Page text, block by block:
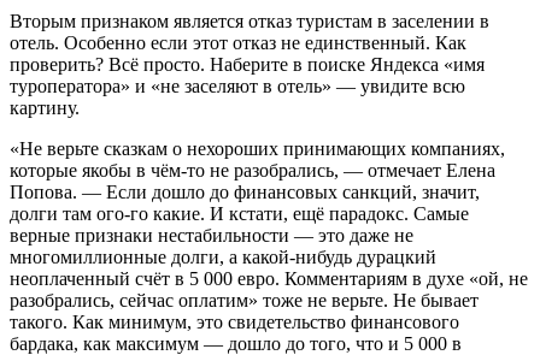
Вторым признаком является отказ туристам в заселении в
отель. Особенно если этот отказ не единственный. Как
проверить? Всё просто. Наберите в поиске Яндекса «имя
туроператора» и «не заселяют в отель» — увидите всю
картину.
«Не верьте сказкам о нехороших принимающих компаниях,
которые якобы в чём-то не разобрались, — отмечает Елена
Попова. — Если дошло до финансовых санкций, значит,
долги там ого-го какие. И кстати, ещё парадокс. Самые
верные признаки нестабильности — это даже не
многомиллионные долги, а какой-нибудь дурацкий
неоплаченный счёт в 5 000 евро. Комментариям в духе «ой, не
разобрались, сейчас оплатим» тоже не верьте. Не бывает
такого. Как минимум, это свидетельство финансового
бардака, как максимум — дошло до того, что и 5 000 в